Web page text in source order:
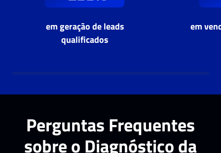
em geração de leads
qualificados
em
Perguntas Frequentes
sobre o Diagnóstico da